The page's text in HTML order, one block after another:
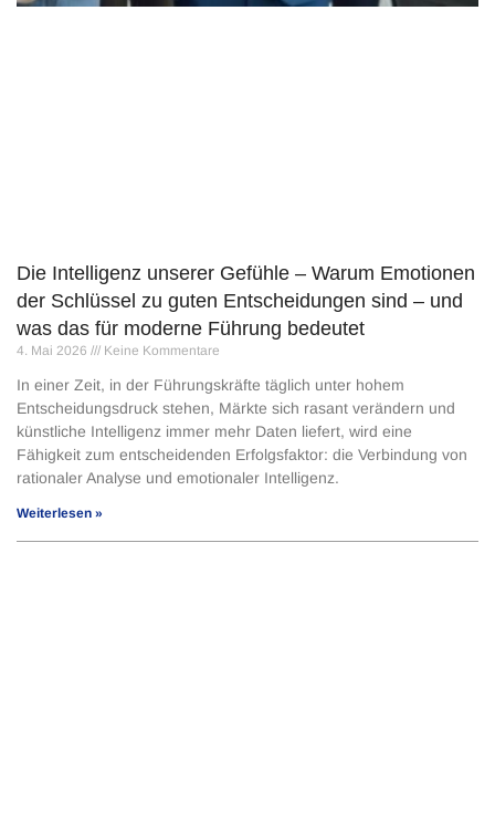
Die Intelligenz unserer Gefühle – Warum Emotionen
der Schlüssel zu guten Entscheidungen sind – und
was das für moderne Führung bedeutet
4. Mai 2026 Keine Kommentare
In einer Zeit, in der Führungskräfte täglich unter hohem
Entscheidungsdruck stehen, Märkte sich rasant verändern und
künstliche Intelligenz immer mehr Daten liefert, wird eine
Fähigkeit zum entscheidenden Erfolgsfaktor: die Verbindung von
rationaler Analyse und emotionaler Intelligenz.
Weiterlesen »